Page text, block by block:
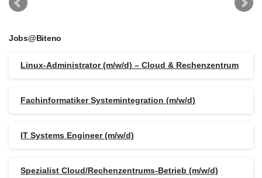
Jobs@Biteno
Linux-Administrator (m/w/d) – Cloud & Rechenzentrum
Fachinformatiker Systemintegration (m/w/d)
IT Systems Engineer (m/w/d)
Spezialist Cloud/Rechenzentrums-Betrieb (m/w/d)